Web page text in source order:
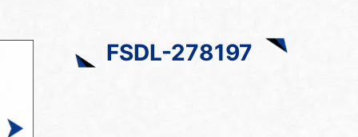
FSDL-278197